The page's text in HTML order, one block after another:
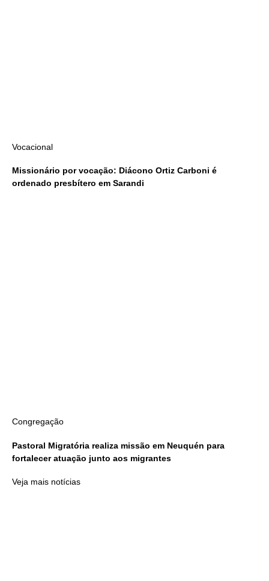
Vocacional
Missionário por vocação: Diácono Ortiz Carboni é
ordenado presbítero em Sarandi
Congregação
Pastoral Migratória realiza missão em Neuquén para
fortalecer atuação junto aos migrantes
Veja mais notícias